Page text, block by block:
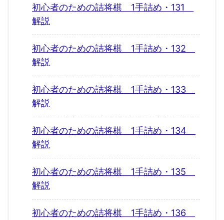
初心者のための詰将棋 1手詰め・131
解説
初心者のための詰将棋 1手詰め・132
解説
初心者のための詰将棋 1手詰め・133
解説
初心者のための詰将棋 1手詰め・134
解説
初心者のための詰将棋 1手詰め・135
解説
初心者のための詰将棋 1手詰め・136